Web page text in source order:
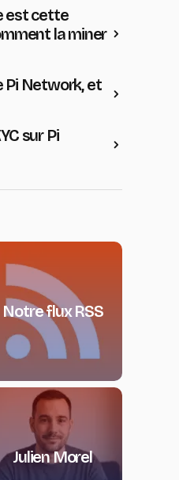
est cette
la miner
Pi Network, et
sur Pi
Notre flux RSS
Julien Morel